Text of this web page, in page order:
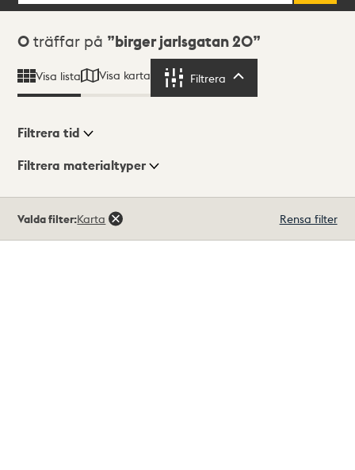
Sökresultat
0 träffar på birger jarlsgatan 20
Visa lista Visa karta Filtrera
Visningsläge
Filtrera tid
Filtrera materialtyper
träffar
Valda filter:Karta Rensa filter